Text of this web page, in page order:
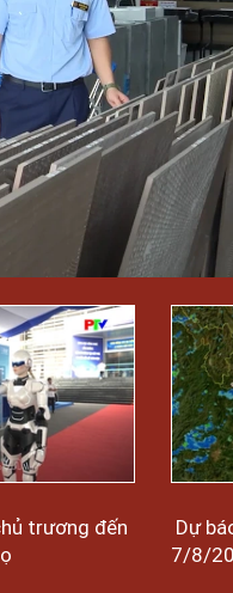
trương đến
Dự
7/8/